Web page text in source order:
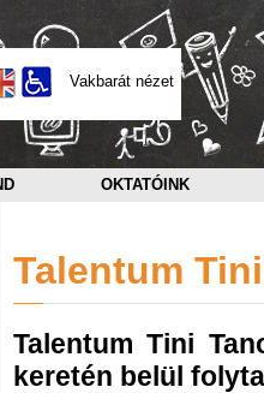
Vakbarát nézet
OKTATÓINK
Talentum
Talentum Tini
keretén belül